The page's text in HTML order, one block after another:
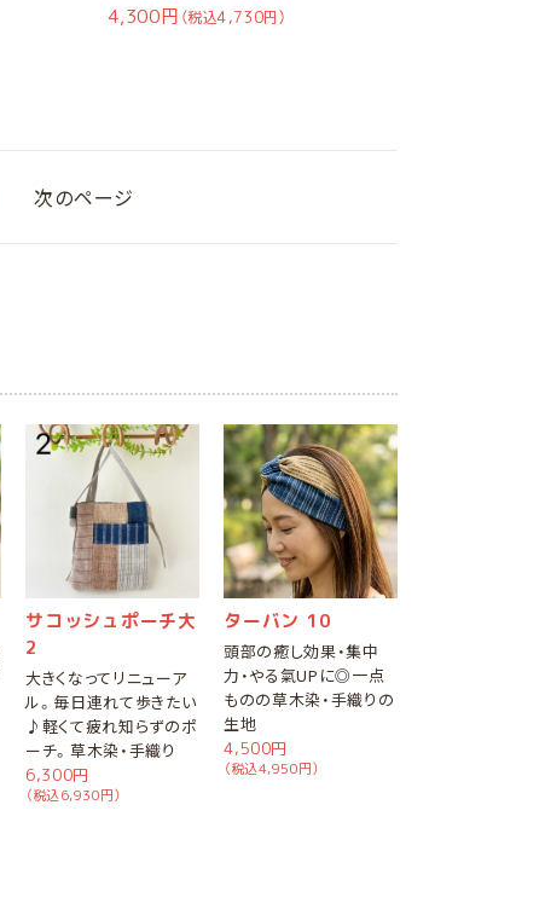
4,300円 （税込4,730円）
次のページ
サコッシュポーチ大
2
大きくなってリニューア
ル。毎日連れて歩きたい
♪軽くて疲れ知らずのポ
ーチ。草木染・手織り
6,300円
（税込6,930円）
ターバン 10
頭部の癒し効果・集中
力・やる氣UPに◎一点
ものの草木染・手織りの
生地
4,500円
（税込4,950円）